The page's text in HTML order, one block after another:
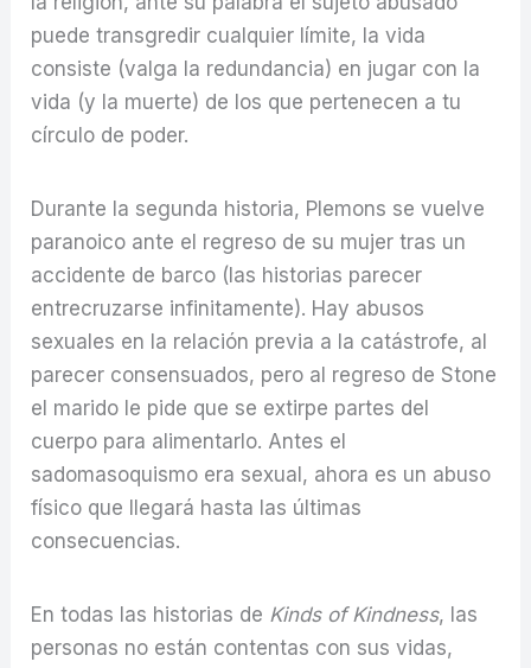
puede transgredir cualquier límite, la vida
consiste (valga la redundancia) en jugar con la
vida (y la muerte) de los que pertenecen a tu
círculo de poder.
Durante la segunda historia, Plemons se vuelve
paranoico ante el regreso de su mujer tras un
accidente de barco (las historias parecer
entrecruzarse infinitamente). Hay abusos
sexuales en la relación previa a la catástrofe, al
parecer consensuados, pero al regreso de Stone
el marido le pide que se extirpe partes del
cuerpo para alimentarlo. Antes el
sadomasoquismo era sexual, ahora es un abuso
físico que llegará hasta las últimas
consecuencias.
En todas las historias de Kinds of Kindness, las
personas no están contentas con sus vidas,